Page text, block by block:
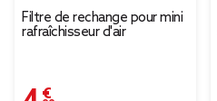
Filtre de rechange pour mini
rafraîchisseur d'air
4,99 €